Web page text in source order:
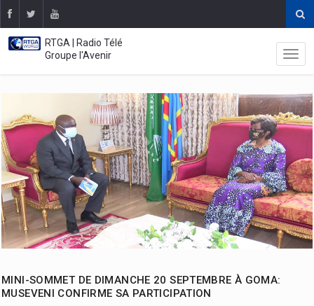
RTGA | Radio Télé
Groupe l'Avenir
MINI-SOMMET DE DIMANCHE 20 SEPTEMBRE À GOMA:
MUSEVENI CONFIRME SA PARTICIPATION